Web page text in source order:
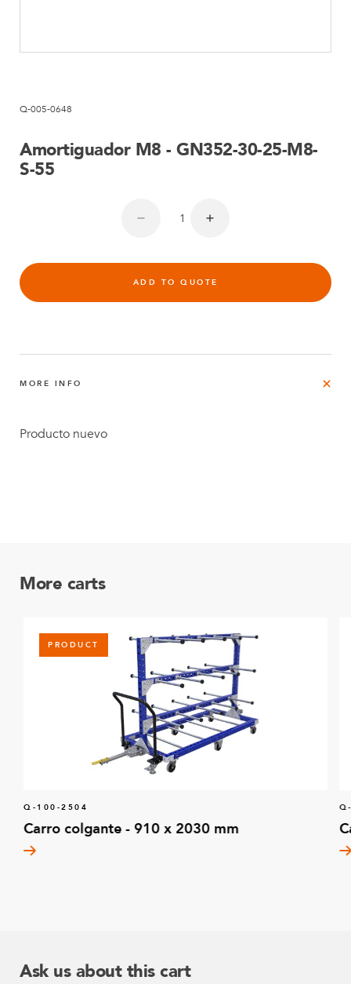
Q-005-0648
Amortiguador M8 - GN352-30-25-M8-
S-55
ADD TO QUOTE
MORE INFO
Producto nuevo
More carts
PRODUCT
Q-100-2504
Carro colgante - 910 x 2030 mm
Ask us about this cart